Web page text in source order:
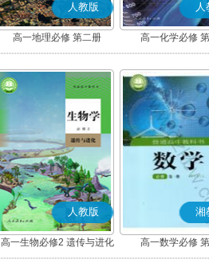
人教版
高一地理必修 第二册
人
高一化学必修
人教版
高一生物必修2 遗传与进化
湘
高一数学必修